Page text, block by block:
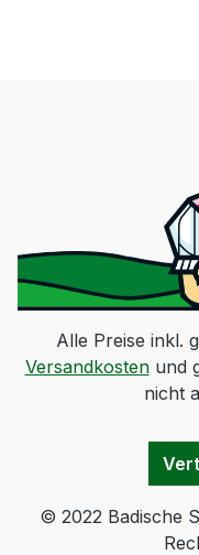
Alle Preise inkl.
Versandkostenund
nicht
© 2022 Badische